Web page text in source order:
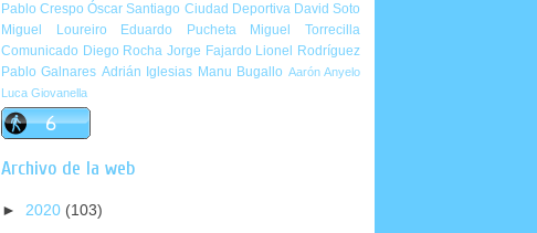
Pablo Crespo Óscar Santiago Ciudad Deportiva David Soto
Miguel Loureiro
Eduardo Pucheta
Miguel Torrecilla
Comunicado Diego Rocha Jorge Fajardo Lionel Rodríguez
Pablo Galnares Adrián Iglesias Manu Bugallo Aarón Anyelo
Luca Giovanella
Archivo de la web
► 2020 (103)